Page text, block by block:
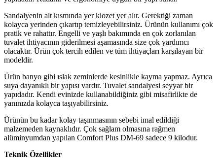
Sandalyenin alt kısmında yer klozet yer alır. Gerektiği zaman
kolayca yerinden çıkartıp temizleyebilirsiniz. Ürünün kullanımı çok
pratik ve rahattır. Engelli ve yaşlı bakımında en çok zorlanılan
tuvalet ihtiyacının giderilmesi aşamasında size çok yardımcı
olacaktır. Ürün çok tercih edilen ve tüm ihtiyaçları karşılayan bir
modeldir.
Ürün banyo gibi ıslak zeminlerde kesinlikle kayma yapmaz. Ayrıca
suya dayanıklı bir yapısı vardır. Tuvalet sandalyesi seyyar bir
yapıdadır. Kendi evinizde kullanabildiğiniz gibi misafirlikte de
yanınızda kolayca taşıyabilirsiniz.
Ürünün bu kadar kolay taşınmasının sebebi imal edildiği
malzemeden kaynaklıdır. Çok sağlam olmasına rağmen
alüminyumdan yapılan Comfort Plus DM-69 sadece 9 kilodur.
Teknik Özellikler